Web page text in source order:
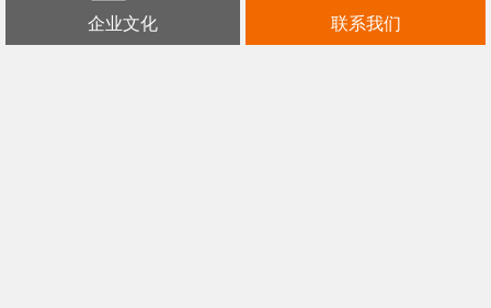
企业文化 联系我们